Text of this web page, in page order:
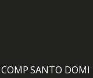
COMPSANTO DOMI